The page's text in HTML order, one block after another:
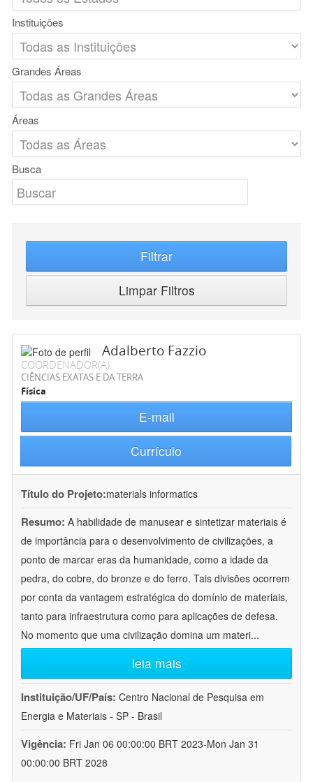
Instituições
Grandes Áreas
Áreas
Busca
Filtrar
Limpar Filtros
Adalberto Fazzio
COORDENADOR(A)
CIÊNCIAS EXATAS E DA TERRA
Física
E-mail
Currículo
Título do Projeto:materials informatics
Resumo: A habilidade de manusear e sintetizar materiais é
de importância para o desenvolvimento de civilizações, a
ponto de marcar eras da humanidade, como a idade da
pedra, do cobre, do bronze e do ferro. Tais divisões ocorrem
por conta da vantagem estratégica do domínio de materiais,
tanto para infraestrutura como para aplicações de defesa.
No momento que uma civilização domina um materi...
leia mais
Instituição/UF/País: Centro Nacional de Pesquisa em
Energia e Materiais - SP - Brasil
Vigência: Fri Jan 06 00:00:00 BRT 2023-Mon Jan 31
00:00:00 BRT 2028